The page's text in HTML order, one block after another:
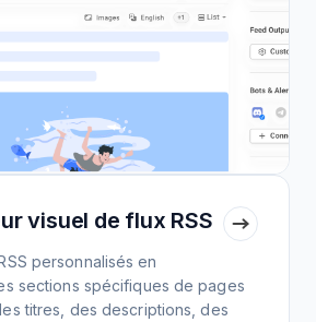
visuel de flux RSS
personnalisés en
sections spécifiques de pages
titres, des descriptions, des